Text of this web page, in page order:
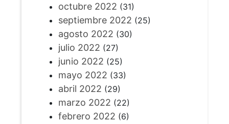
octubre 2022 (31)
septiembre 2022 (25)
agosto 2022 (30)
julio 2022 (27)
junio 2022 (25)
mayo 2022 (33)
abril 2022 (29)
marzo 2022 (22)
febrero 2022 (6)